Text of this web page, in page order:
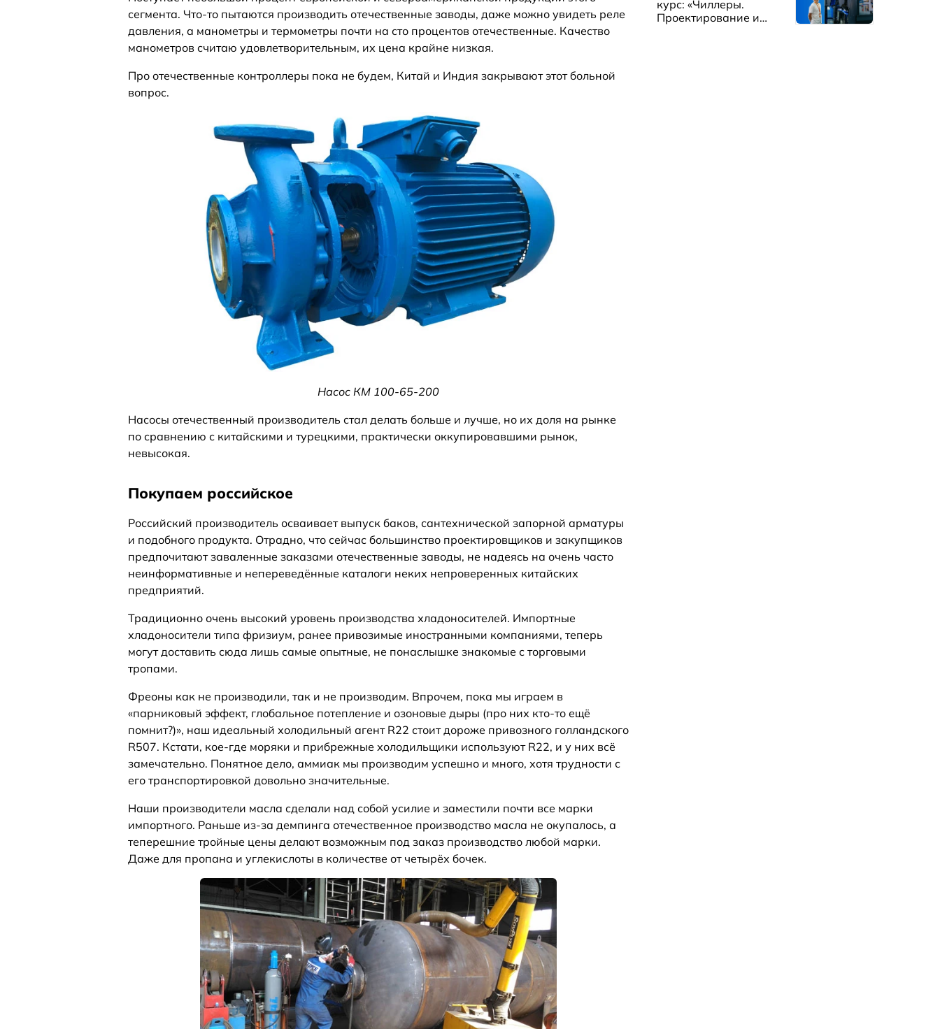
сегмента. Что-то пытаются производить отечественные заводы, даже можно увидеть реле
давления, а манометры и термометры почти на сто процентов отечественные. Качество
манометров считаю удовлетворительным, их цена крайне низкая.
Про отечественные контроллеры пока не будем, Китай и Индия закрывают этот больной
вопрос.
Насос КМ 100-65-200
Насосы отечественный производитель стал делать больше и лучше, но их доля на рынке
по сравнению с китайскими и турецкими, практически оккупировавшими рынок,
невысокая.
Покупаем российское
Российский производитель осваивает выпуск баков, сантехнической запорной арматуры
и подобного продукта. Отрадно, что сейчас большинство проектировщиков и закупщиков
предпочитают заваленные заказами отечественные заводы, не надеясь на очень часто
неинформативные и непереведённые каталоги неких непроверенных китайских
предприятий.
Традиционно очень высокий уровень производства хладоносителей. Импортные
хладоносители типа фризиум, ранее привозимые иностранными компаниями, теперь
могут доставить сюда лишь самые опытные, не понаслышке знакомые с торговыми
тропами.
Фреоны как не производили, так и не производим. Впрочем, пока мы играем в
«парниковый эффект, глобальное потепление и озоновые дыры (про них кто-то ещё
помнит?)», наш идеальный холодильный агент R22 стоит дороже привозного голландского
R507. Кстати, кое-где моряки и прибрежные холодильщики используют R22, и у них всё
замечательно. Понятное дело, аммиак мы производим успешно и много, хотя трудности с
его транспортировкой довольно значительные.
Наши производители масла сделали над собой усилие и заместили почти все марки
импортного. Раньше из-за демпинга отечественное производство масла не окупалось, а
теперешние тройные цены делают возможным под заказ производство любой марки.
Даже для пропана и углекислоты в количестве от четырёх бочек.
курс: «Чиллеры.
Проектирование и